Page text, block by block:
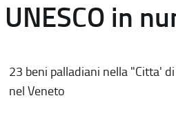
in
23 beni palladiani nella "Citta'
nel Veneto